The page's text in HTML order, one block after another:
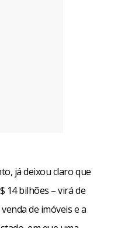
já deixou claro que
14 bilhões – virá de
de imóveis e a